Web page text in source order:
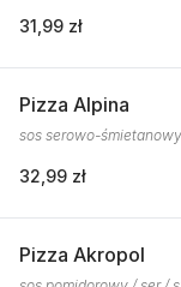
31,99 zł
Pizza Alpina
sos serowo-
32,99 zł
Pizza Akropol